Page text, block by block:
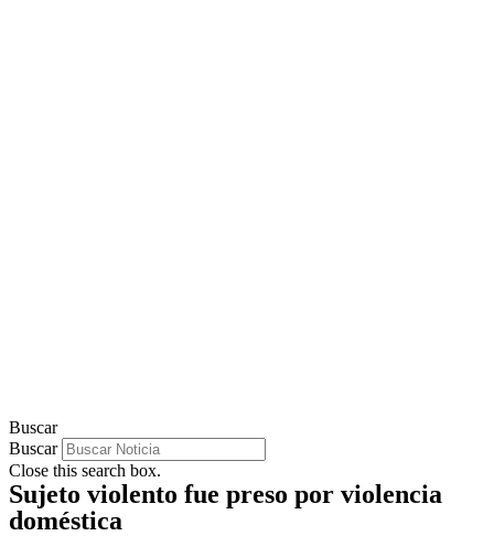
Buscar
Buscar
Close this search box.
Sujeto violento fue preso por violencia
doméstica